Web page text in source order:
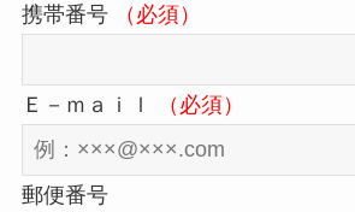
携帯番号
（必須）
Ｅ－ｍａｉｌ （必須）
郵便番号